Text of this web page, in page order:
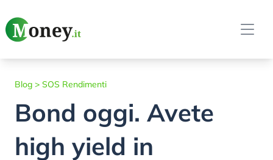
Blog > SOS Rendimenti
Bond oggi. Avete
high yield in